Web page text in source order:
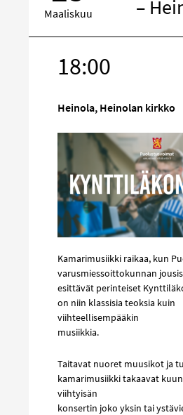
Maaliskuu
–
18:00
Heinola, Heinolan kirkko
Kamarimusiikki raikaa, kun
varusmiessoittokunnan
esittävät perinteiset
on niin klassisia teoksia kuin
viihteellisempääkin
musiikkia.
Taitavat nuoret muusikot ja
kamarimusiikki takaavat
viihtyisän
konsertin joko yksin tai